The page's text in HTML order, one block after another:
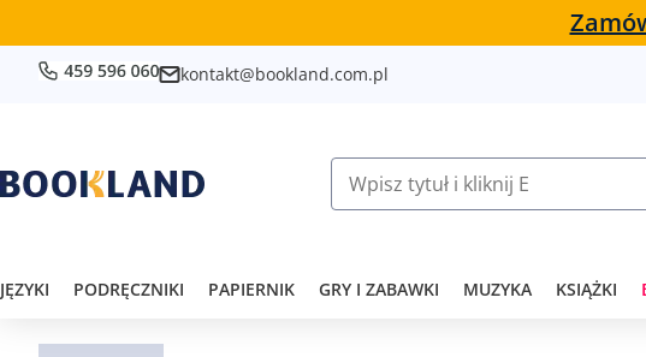
kontakt@bookland.com.pl
JĘZYKI PODRĘCZNIKI PAPIERNIK GRY I ZABAWKI MUZYKA KSIĄŻKI